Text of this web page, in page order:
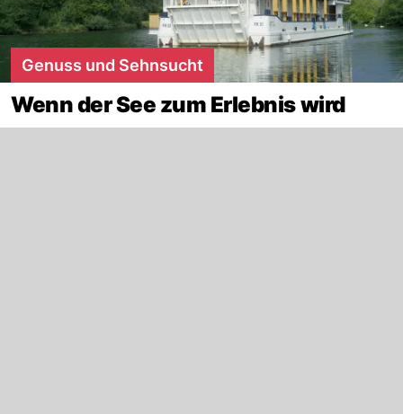
Genuss und Sehnsucht
Wenn der See zum Erlebnis wird